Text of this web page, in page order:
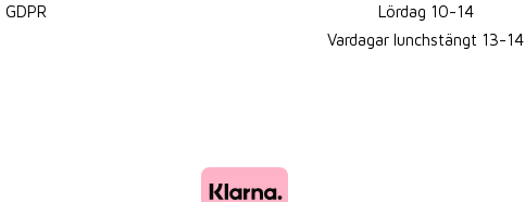
GDPR
Lördag 10-14
Vardagar lunchstängt 13-14